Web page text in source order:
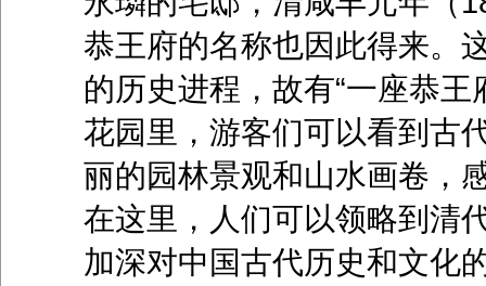
恭王府的名称也因此得来。
的历史进程，故有“一座恭
花园里，游客们可以看到古
丽的园林景观和山水画卷，
在这里，人们可以领略到清
加深对中国古代历史和文化